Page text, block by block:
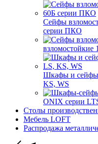
Сейфы
серии ПКО
взломостойкие
Шкафы и сейфы
KS, WS
ONIX серии
Столы
Мебель LOFT
Распродажа